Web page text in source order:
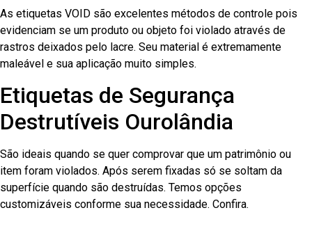
As etiquetas VOID são excelentes métodos de controle pois
evidenciam se um produto ou objeto foi violado através de
rastros deixados pelo lacre. Seu material é extremamente
maleável e sua aplicação muito simples.
Etiquetas de Segurança
Destrutíveis Ourolândia
São ideais quando se quer comprovar que um patrimônio ou
item foram violados. Após serem fixadas só se soltam da
superfície quando são destruídas. Temos opções
customizáveis conforme sua necessidade. Confira.